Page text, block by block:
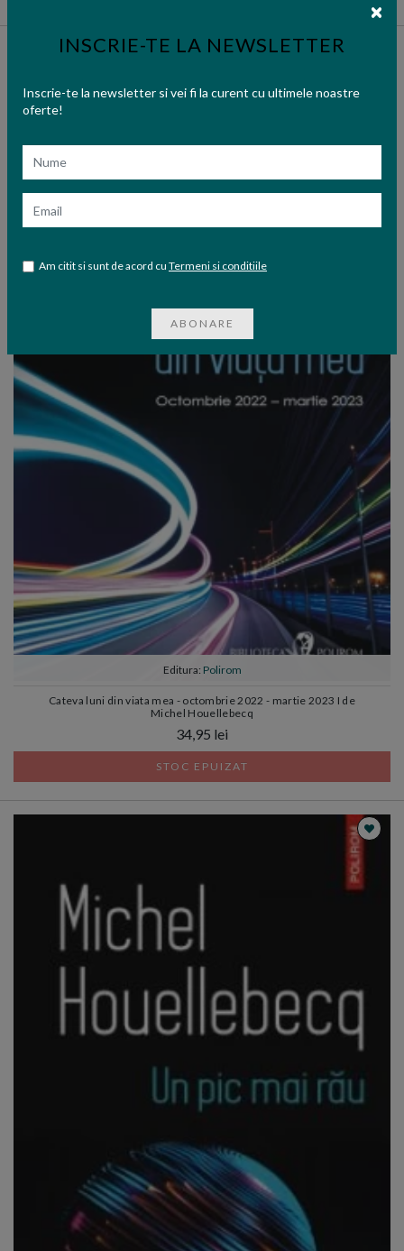
INSCRIE-TE LA NEWSLETTER
Inscrie-te la newsletter si vei fi la curent cu ultimele noastre
oferte!
Am citit si sunt de acord cu Termeni si conditiile
ABONARE
Editura: Polirom
Cateva luni din viata mea - octombrie 2022 - martie 2023 I de
Michel Houellebecq
34,95 lei
STOC EPUIZAT